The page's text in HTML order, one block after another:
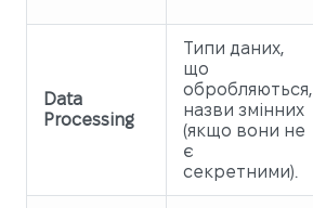
Data
Processing
Типи даних,
що
обробляються,
назви змінних
(якщо вони не
є
секретними).